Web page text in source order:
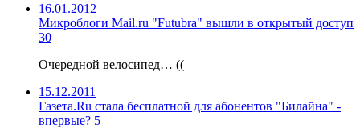
16.01.2012
Микроблоги Mail.ru "Futubra" вышли в открытый доступ
30
Очередной велосипед… ((
15.12.2011
Газета.Ru стала бесплатной для абонентов "Билайна" -
впервые? 5